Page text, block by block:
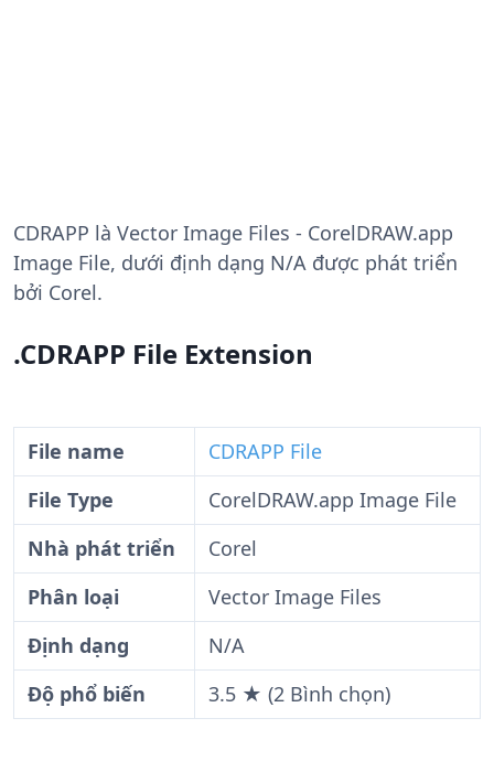
CDRAPP là Vector Image Files - CorelDRAW.app
Image File, dưới định dạng N/A được phát triển
bởi Corel.
.CDRAPP File Extension
File name
CDRAPP File
File Type
CorelDRAW.app Image File
Nhà phát triển
Corel
Phân loại
Vector Image Files
Định dạng
N/A
Độ phổ biến
3.5 ★ (2 Bình chọn)